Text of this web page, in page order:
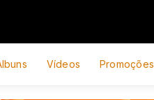
Vídeos Promoções